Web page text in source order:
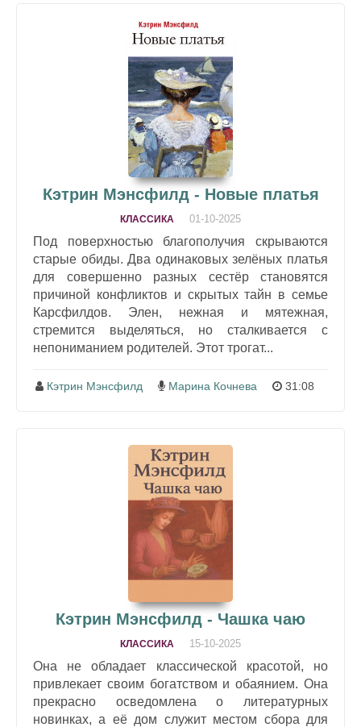
Кэтрин Мэнсфилд - Новые платья
КЛАССИКА 01-10-2025
Под поверхностью благополучия скрываются
старые обиды. Два одинаковых зелёных платья
для совершенно разных сестёр становятся
причиной конфликтов и скрытых тайн в семье
Карсфилдов. Элен, нежная и мятежная,
стремится выделяться, но сталкивается с
непониманием родителей. Этот трогат...
Кэтрин Мэнсфилд Марина Кочнева 31:08
Кэтрин Мэнсфилд - Чашка чаю
КЛАССИКА 15-10-2025
Она не обладает классической красотой, но
привлекает своим богатством и обаянием. Она
прекрасно осведомлена о литературных
новинках, а её дом служит местом сбора для